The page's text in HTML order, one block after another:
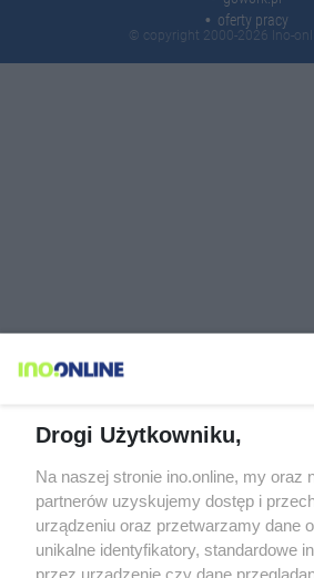
oferty pracy
© copyright 2000-2026 Ino-
Drogi Użytkowniku,
Na naszej stronie ino.online, my oraz
partnerów uzyskujemy dostęp i
urządzeniu oraz przetwarzamy dane
unikalne identyfikatory, standardowe
przez urządzenie czy dane